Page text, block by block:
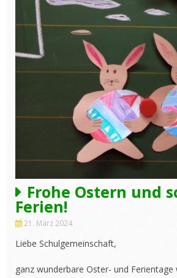
Frohe Ostern und
Ferien!
21. März 2024
Liebe Schulgemeinschaft,
ganz wunderbare Oster- und Ferientage